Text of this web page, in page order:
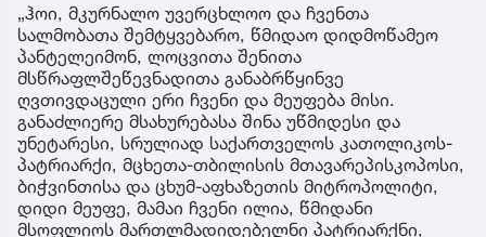
„ჰოი, მკურნალო უვერცხლოო და ჩვენთა
სალმობათა შემტყვებარო, წმიდაო დიდმოწამეო
პანტელეიმონ, ლოცვითა შენითა
მსწრაფლშეწევნადითა განაბრწყინვე
ღვთივდაცული ერი ჩვენი და მეუფება მისი.
განაძლიერე მსახურებასა შინა უწმიდესი და
უნეტარესი, სრულიად საქართველოს კათოლიკოს-
პატრიარქი, მცხეთა-თბილისის მთავარეპისკოპოსი,
ბიჭვინთისა და ცხუმ-აფხაზეთის მიტროპოლიტი,
დიდი მეუფე, მამაი ჩვენი ილია, წმიდანი
მსოფლიოს მართლმადიდებელნი პატრიარქნი,